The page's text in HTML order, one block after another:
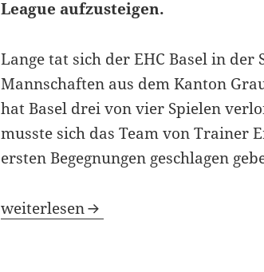
League aufzusteigen.
Lange tat sich der EHC Basel in der
Mannschaften aus dem Kanton
hat Basel drei von vier Spielen
musste sich das Team von Trainer
ersten Begegnungen geschlagen
EHC Basel ringt EHC Arosa nieder
weiterlesen